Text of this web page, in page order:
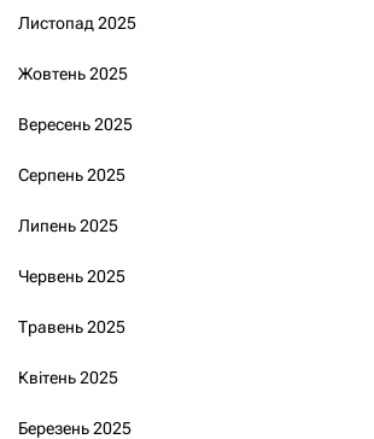
Листопад 2025
Жовтень 2025
Вересень 2025
Серпень 2025
Липень 2025
Червень 2025
Травень 2025
Квітень 2025
Березень 2025